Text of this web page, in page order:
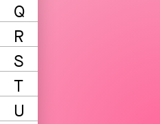
Q
R
S
T
U